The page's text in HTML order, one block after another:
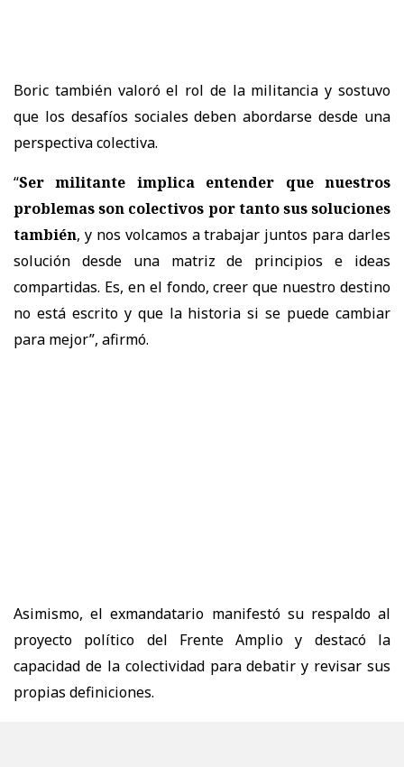
Boric también valoró el rol de la militancia y sostuvo
que los desafíos sociales deben abordarse desde una
perspectiva colectiva.
“Ser militante implica entender que nuestros
problemas son colectivos por tanto sus soluciones
también, y nos volcamos a trabajar juntos para darles
solución desde una matriz de principios e ideas
compartidas. Es, en el fondo, creer que nuestro destino
no está escrito y que la historia si se puede cambiar
para mejor”, afirmó.
Asimismo, el exmandatario manifestó su respaldo al
proyecto político del Frente Amplio y destacó la
capacidad de la colectividad para debatir y revisar sus
propias definiciones.